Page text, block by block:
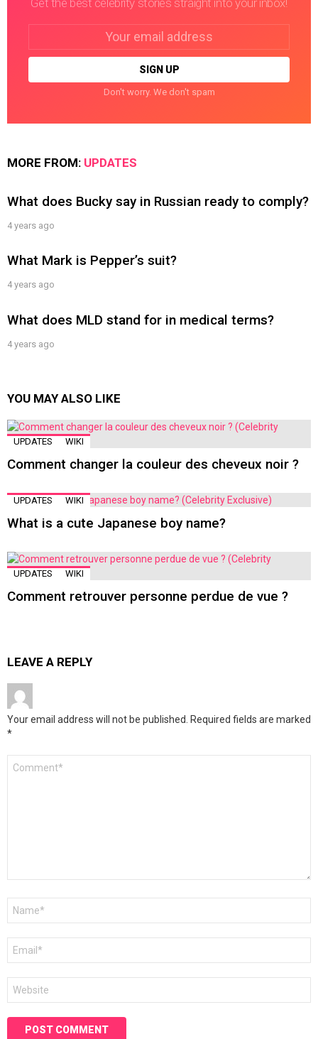
Don't worry. We don't spam
MORE FROM: UPDATES
What does Bucky say in Russian ready to comply?
4 years ago
What Mark is Pepper’s suit?
4 years ago
What does MLD stand for in medical terms?
4 years ago
YOU MAY ALSO LIKE
UPDATES WIKI
Comment changer la couleur des cheveux noir ?
UPDATES WIKI
What is a cute Japanese boy name?
UPDATES WIKI
Comment retrouver personne perdue de vue ?
LEAVE A REPLY
Your email address will not be published.
Required fields are marked
*